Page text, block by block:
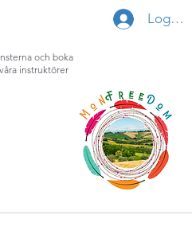
Logga in
och boka
instruktörer